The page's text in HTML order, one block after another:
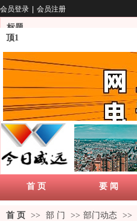
标题
顶1
会员登录 会员注册
首 页 要 闻
首 页 >> 部 门 >> 部门动态 >>